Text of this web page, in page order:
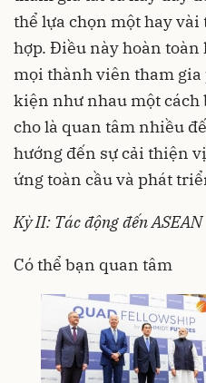
thể lựa chọn một hay
hợp. Điều này hoàn toàn
mọi thành viên tham
kiện như nhau một cách
cho là quan tâm nhiều
hướng đến sự cải thiện
ứng toàn cầu và phát
Kỳ II: Tác động đến ASEAN
Có thể bạn quan tâm